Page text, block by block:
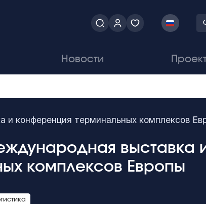
Новости
конференция терминальных комплексов
выставка
комплексов Европы